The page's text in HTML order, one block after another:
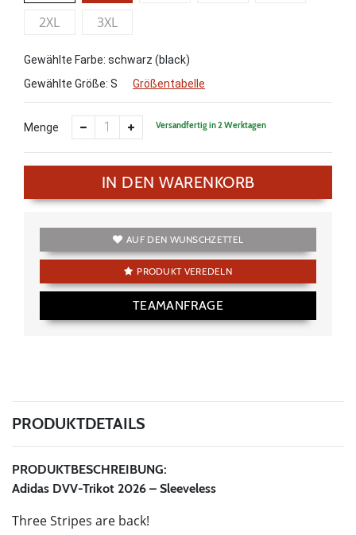
2XL
3XL
Gewählte Farbe: schwarz (black)
Gewählte Größe: S Größentabelle
Menge Versandfertig in 2 Werktagen
IN DEN WARENKORB
AUF DEN WUNSCHZETTEL
PRODUKT VEREDELN
TEAMANFRAGE
PRODUKTDETAILS
PRODUKTBESCHREIBUNG:
Adidas DVV-Trikot 2026 – Sleeveless
Three Stripes are back!